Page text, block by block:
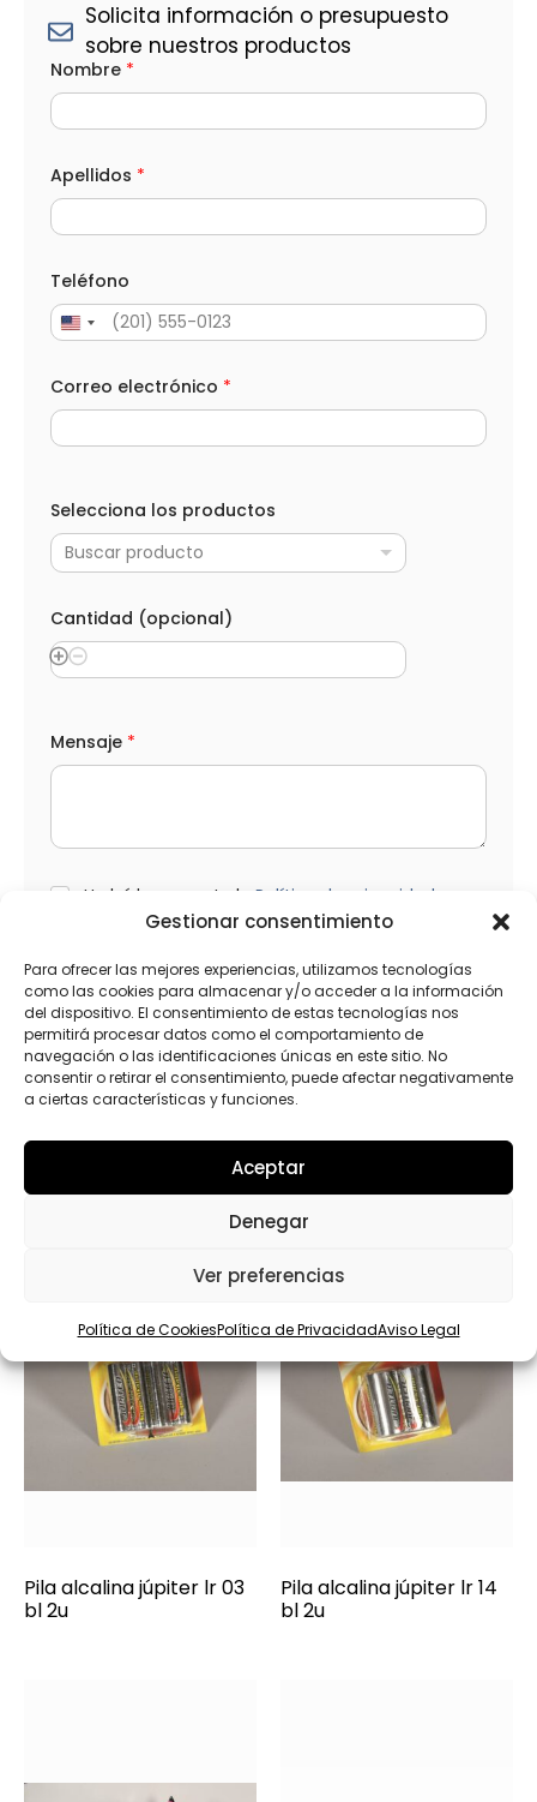
Gestionar consentimiento
Para ofrecer las mejores experiencias, utilizamos tecnologías
como las cookies para almacenar y/o acceder a la información
del dispositivo. El consentimiento de estas tecnologías nos
permitirá procesar datos como el comportamiento de
navegación o las identificaciones únicas en este sitio. No
consentir o retirar el consentimiento, puede afectar negativamente
a ciertas características y funciones.
Aceptar
Denegar
Ver preferencias
Política de CookiesPolítica de PrivacidadAviso Legal
Solicita información o presupuesto
sobre nuestros productos
o
r
e
*
O
P
p
o
d
c
t
o
s
n
t
i
d
Nombre *
Apellidos *
Teléfono
Correo electrónico *
Selecciona los productos
Buscar producto
Cantidad (opcional)
Mensaje *
L
*
He leído y acepto la Política de privacidad
Enviar
Productos relacionados
Pila alcalina júpiter lr 03
bl 2u
Pila alcalina júpiter lr 14
bl 2u